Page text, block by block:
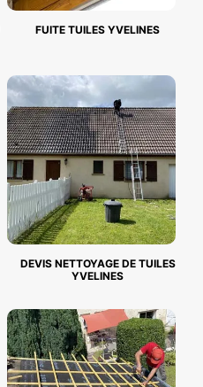
FUITE TUILES YVELINES
DEVIS NETTOYAGE DE TUILES
YVELINES